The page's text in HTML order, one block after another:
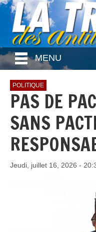
MENU
POLITIQUE
PAS DE
SANS
Jeudi, juillet 16, 2026 -